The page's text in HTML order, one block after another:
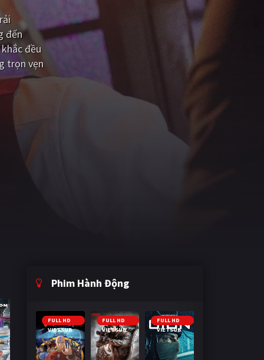
đến
đều
trọn vẹn
Phim Hành Động
FULL HD
VIETSUB
FULL HD
VIETSUB
FULL HD
VIETSUB